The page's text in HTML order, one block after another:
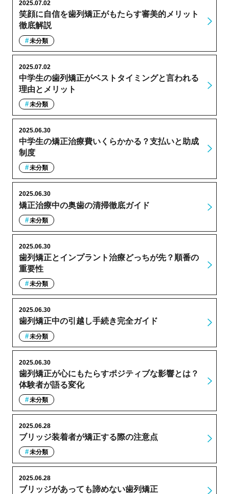
笑顔に自信を歯列矯正がもたらす審美的メリット
徹底解説
2025.07.02
未分類
中学生の歯列矯正がベストタイミングと言われる
理由とメリット
2025.07.02
未分類
中学生の矯正治療費いくらかかる？支払いと助成
制度
2025.06.30
未分類
矯正治療中の奥歯の清掃徹底ガイド
2025.06.30
未分類
歯列矯正とインプラント治療どっちが先？順番の
重要性
2025.06.30
未分類
歯列矯正中の引越し手続き完全ガイド
2025.06.30
未分類
歯列矯正が心にもたらすポジティブな影響とは？
体験者が語る変化
2025.06.30
未分類
ブリッジ装着者が矯正する際の注意点
2025.06.28
未分類
ブリッジがあっても諦めない歯列矯正
2025.06.28